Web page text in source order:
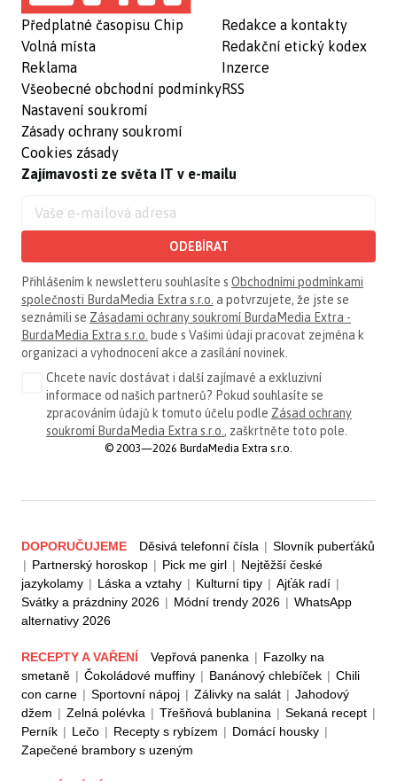
Předplatné časopisu Chip
Volná místa
Reklama
Všeobecné obchodní podmínky
Nastavení soukromí
Zásady ochrany soukromí
Cookies zásady
Redakce a kontakty
Redakční etický kodex
Inzerce
RSS
Zajímavosti ze světa IT v e-mailu
ODEBÍRAT
Přihlášením k newsletteru souhlasíte s Obchodními podmínkami
společnosti BurdaMedia Extra s.r.o. a potvrzujete, že jste se
seznámili se Zásadami ochrany soukromí BurdaMedia Extra -
BurdaMedia Extra s.r.o. bude s Vašimi údaji pracovat zejména k
organizaci a vyhodnocení akce a zasílání novinek.
Chcete navíc dostávat i další zajímavé a exkluzivní
informace od našich partnerů? Pokud souhlasíte se
zpracováním údajů k tomuto účelu podle Zásad ochrany
soukromí BurdaMedia Extra s.r.o. , zaškrtněte toto pole.
© 2003—2026 BurdaMedia Extra s.r.o.
DOPORUČUJEME Děsivá telefonní čísla | Slovník puberťáků
| Partnerský horoskop | Pick me girl | Nejtěžší české
jazykolamy | Láska a vztahy | Kulturní tipy | Ajťák radí |
Svátky a prázdniny 2026 | Módní trendy 2026 | WhatsApp
alternativy 2026
RECEPTY A VAŘENÍ Vepřová panenka | Fazolky na
smetaně | Čokoládové muffiny | Banánový chlebíček | Chili
con carne | Sportovní nápoj | Zálivky na salát | Jahodový
džem | Zelná polévka | Třešňová bublanina | Sekaná recept |
Perník | Lečo | Recepty s rybízem | Domácí housky |
Zapečené brambory s uzeným